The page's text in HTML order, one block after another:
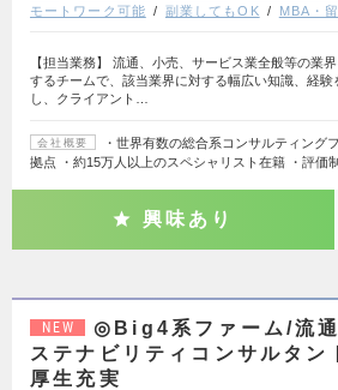
モートワーク可能
副業してもOK MBA・
【担当業務】 流通、小売、サービス業全般等の業
するチームで、該当業界に対する幅広い知識、経験
し、クライアント…
会社概要
・世界有数の総合系コンサルティング
拠点 ・約15万人以上のスペシャリスト在籍 ・評価
興味あり
NEW
◎Big4系ファーム/流通
ステナビリティコンサルタン
厚生充実